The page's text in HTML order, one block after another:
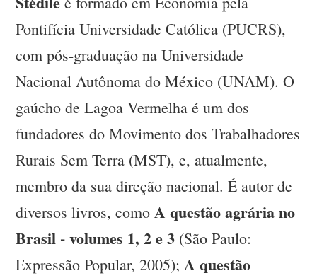
Pontifícia Universidade Católica (PUCRS),
com pós-graduação na Universidade
Nacional Autônoma do México (UNAM). O
gaúcho de Lagoa Vermelha é um dos
fundadores do Movimento dos Trabalhadores
Rurais Sem Terra (MST), e, atualmente,
membro da sua direção nacional. É autor de
diversos livros, comoA questão agrária no
Brasil - volumes 1, 2 e 3 (São Paulo:
Expressão Popular, 2005);A questão